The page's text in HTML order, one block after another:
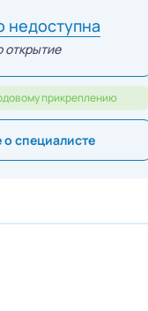
недоступна
открытие
прикреплению
специалисте